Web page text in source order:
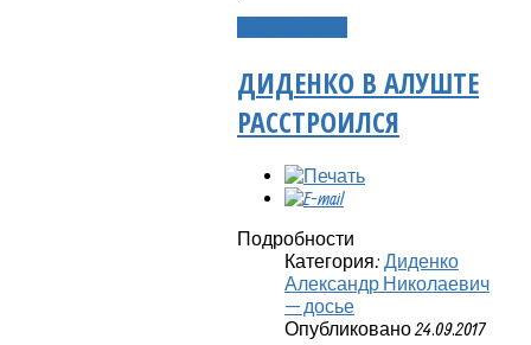
ДИДЕНКО В АЛУШТЕ
РАССТРОИЛСЯ
Подробности
Категория: Диденко
Александр Николаевич
— досье
Опубликовано 24.09.2017